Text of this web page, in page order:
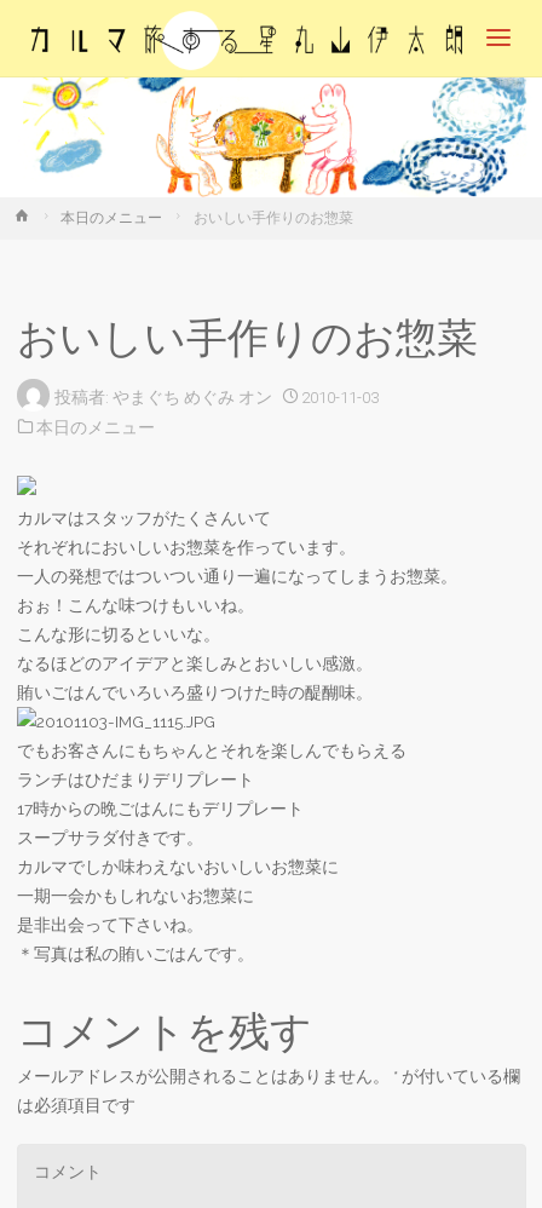
マ・
る
星・
丸山
伊太
ホ
本日のメニュー おいしい手作りのお惣菜
おいしい手作りのお惣菜
投稿者: やまぐち めぐみ オン
2010-11-03
本日のメニュー
カルマはスタッフがたくさんいて
それぞれにおいしいお惣菜を作っています。
一人の発想ではついつい通り一遍になってしまうお惣菜。
おぉ！こんな味つけもいいね。
こんな形に切るといいな。
なるほどのアイデアと楽しみとおいしい感激。
賄いごはんでいろいろ盛りつけた時の醍醐味。
でもお客さんにもちゃんとそれを楽しんでもらえる
ランチはひだまりデリプレート
17時からの晩ごはんにもデリプレート
スープサラダ付きです。
カルマでしか味わえないおいしいお惣菜に
一期一会かもしれないお惣菜に
是非出会って下さいね。
＊写真は私の賄いごはんです。
コメントを残す
メールアドレスが公開されることはありません。 * が付いている欄
は必須項目です